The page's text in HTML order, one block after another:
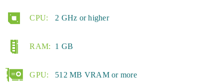
CPU: 2 GHz or higher
RAM: 1 GB
GPU: 512 MB VRAM or more